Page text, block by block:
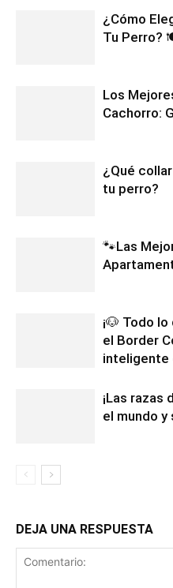
¿Cómo
Tu Perro?
Los
Cachorro:
¿Qué
tu perro?
🐾Las
¡🐶 Todo
el Border
inteligente
¡Las razas
el mundo
DEJA UNA RESPUESTA